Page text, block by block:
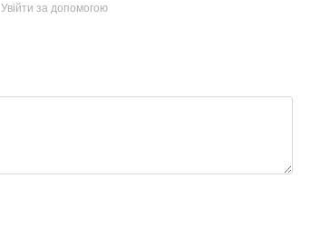
Увійти за допомогою